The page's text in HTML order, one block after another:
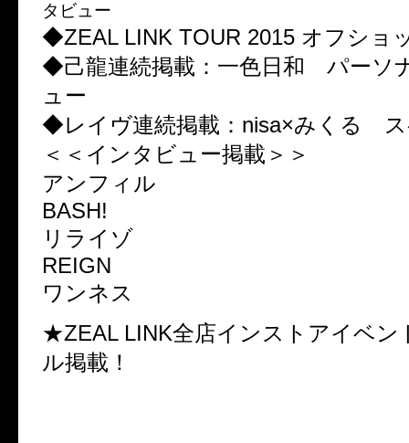
タビュー
◆ZEAL LINK TOUR 2015 オフショ
◆己龍連続掲載：一色日和 パーソ
ュー
◆レイヴ連続掲載：nisa×みくる ス
＜＜インタビュー掲載＞＞
アンフィル
BASH!
リライゾ
REIGN
ワンネス
★ZEAL LINK全店インストアイベン
ル掲載！